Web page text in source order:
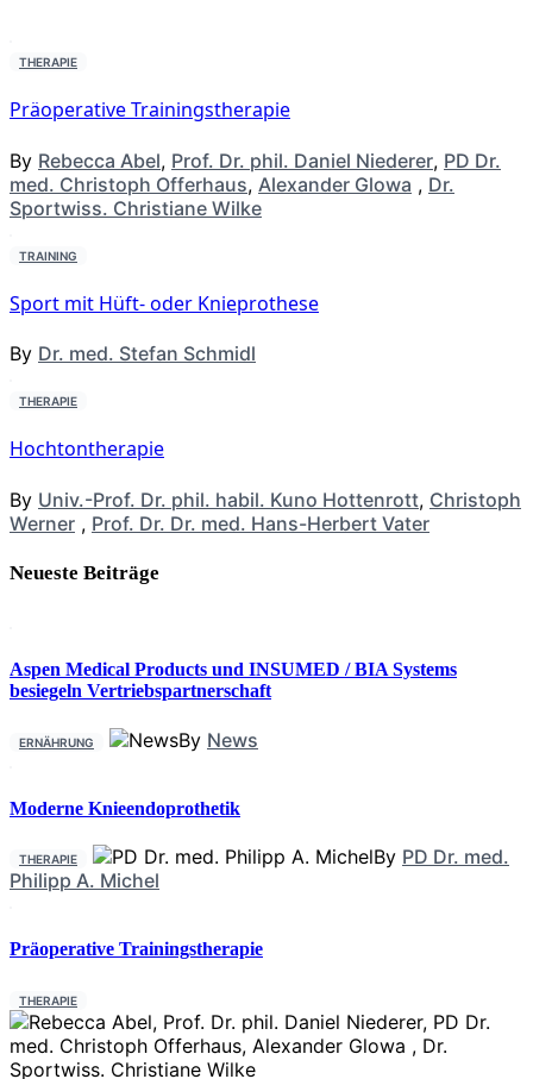
THERAPIE
Präoperative Trainingstherapie
By Rebecca Abel, Prof. Dr. phil. Daniel Niederer, PD Dr.
med. Christoph Offerhaus, Alexander Glowa , Dr.
Sportwiss. Christiane Wilke
TRAINING
Sport mit Hüft- oder Knieprothese
By Dr. med. Stefan Schmidl
THERAPIE
Hochtontherapie
By Univ.-Prof. Dr. phil. habil. Kuno Hottenrott, Christoph
Werner , Prof. Dr. Dr. med. Hans-Herbert Vater
Neueste Beiträge
Aspen Medical Products und INSUMED / BIA Systems
besiegeln Vertriebspartnerschaft
ERNÄHRUNG By News
Moderne Knieendoprothetik
THERAPIE By PD Dr. med.
Philipp A. Michel
Präoperative Trainingstherapie
THERAPIE